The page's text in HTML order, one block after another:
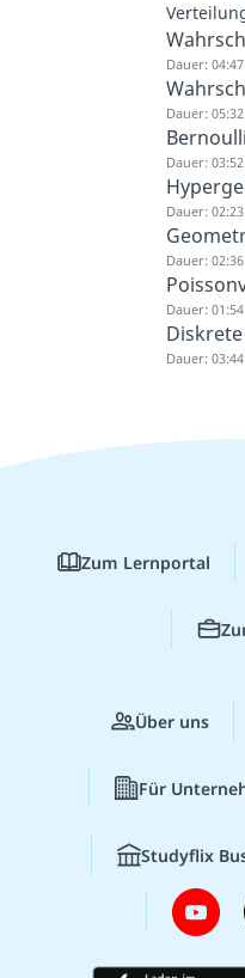
Dauer: 04:47
Dauer: 05:32
Dauer: 03:52
Dauer: 02:23
Dauer: 02:36
Dauer: 01:54
Dauer: 03:44
Zum Lernportal
Über uns
Für
Studyflix